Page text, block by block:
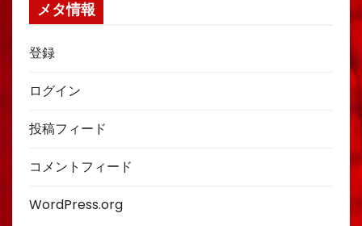
メタ情報
登録
ログイン
投稿フィード
コメントフィード
WordPress.org